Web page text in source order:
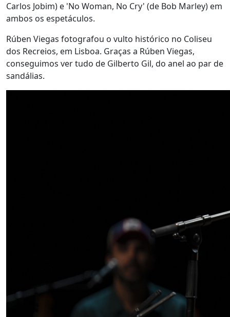
Carlos Jobim) e 'No Woman, No Cry' (de Bob Marley) em
ambos os espetáculos.
Rúben Viegas fotografou o vulto histórico no Coliseu
dos Recreios, em Lisboa. Graças a Rúben Viegas,
conseguimos ver tudo de Gilberto Gil, do anel ao par de
sandálias.